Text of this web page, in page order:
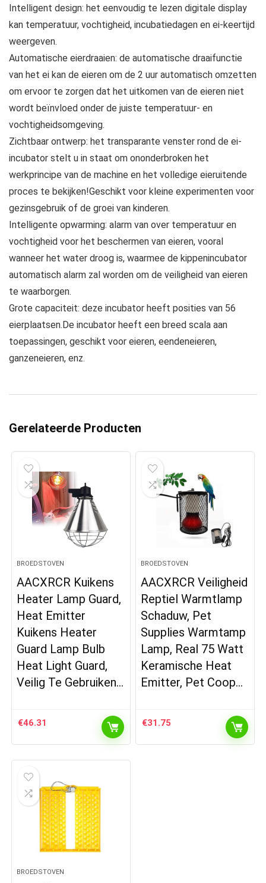
Intelligent design: het eenvoudig te lezen digitale display
kan temperatuur, vochtigheid, incubatiedagen en ei-keertijd
weergeven.
Automatische eierdraaien: de automatische draaifunctie
van het ei kan de eieren om de 2 uur automatisch omzetten
om ervoor te zorgen dat het uitkomen van de eieren niet
wordt beïnvloed onder de juiste temperatuur- en
vochtigheidsomgeving.
Zichtbaar ontwerp: het transparante venster rond de ei-
incubator stelt u in staat om ononderbroken het
werkprincipe van de machine en het volledige eieruitende
proces te bekijken!Geschikt voor kleine experimenten voor
gezinsgebruik of de groei van kinderen.
Intelligente opwarming: alarm van over temperatuur en
vochtigheid voor het beschermen van eieren, vooral
wanneer het water droog is, waarmee de kippenincubator
automatisch alarm zal worden om de veiligheid van eieren
te waarborgen.
Grote capaciteit: deze incubator heeft posities van 56
eierplaatsen.De incubator heeft een breed scala aan
toepassingen, geschikt voor eieren, eendeneieren,
ganzeneieren, enz.
Gerelateerde Producten
BROEDSTOVEN
AACXRCR Kuikens
Heater Lamp Guard,
Heat Emitter
Kuikens Heater
Guard Lamp Bulb
Heat Light Guard,
Veilig Te Gebruiken…
€46.31
BROEDSTOVEN
AACXRCR Veiligheid
Reptiel Warmtlamp
Schaduw, Pet
Supplies Warmtamp
Lamp, Real 75 Watt
Keramische Heat
Emitter, Pet Coop…
€31.75
BROEDSTOVEN